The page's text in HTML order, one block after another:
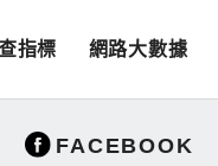
指標 網路大數據
FACEBOOK